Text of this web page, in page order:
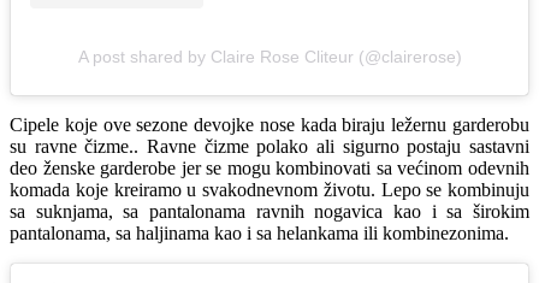
A post shared by Claire Rose Cliteur (@clairerose)
Cipele koje ove sezone devojke nose kada biraju ležernu garderobu
su ravne čizme.. Ravne čizme polako ali sigurno postaju sastavni
deo ženske garderobe jer se mogu kombinovati sa većinom odevnih
komada koje kreiramo u svakodnevnom životu. Lepo se kombinuju
sa suknjama, sa pantalonama ravnih nogavica kao i sa širokim
pantalonama, sa haljinama kao i sa helankama ili kombinezonima.